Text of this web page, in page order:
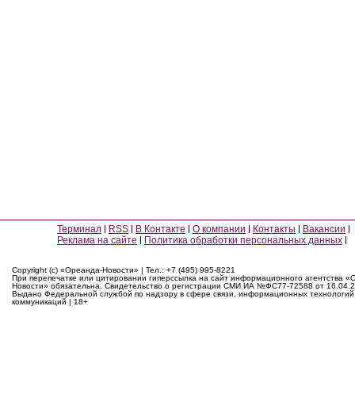
Терминал RSS В Контакте О компании Контакты
Вакансии
Реклама на сайте
Политика обработки персональных данных
Copyright (c) «Ореанда-Новости» | Тел.: +7 (495) 995-8221
При перепечатке или цитировании гиперссылка на сайт информационного агентства
Новости» обязательна. Свидетельство о регистрации СМИ ИА №ФС77-72588 от
Выдано Федеральной службой по надзору в сфере связи, информационных
коммуникаций | 18+